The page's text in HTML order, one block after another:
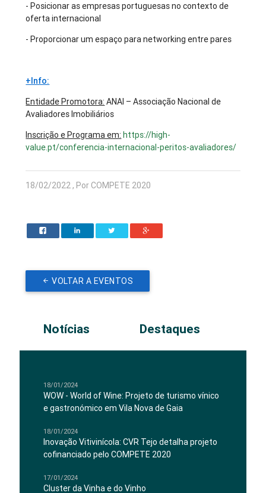
- Posicionar as empresas portuguesas no contexto de
oferta internacional
- Proporcionar um espaço para networking entre pares
+Info:
Entidade Promotora: ANAI – Associação Nacional de
Avaliadores Imobiliários
Inscrição e Programa em: https://high-
value.pt/conferencia-internacional-peritos-avaliadores/
18/02/2022 , Por COMPETE 2020
VOLTAR A EVENTOS
Notícias Destaques
18/01/2024
WOW - World of Wine: Projeto de turismo vínico
e gastronómico em Vila Nova de Gaia
18/01/2024
Inovação Vitivinícola: CVR Tejo detalha projeto
cofinanciado pelo COMPETE 2020
17/01/2024
Cluster da Vinha e do Vinho